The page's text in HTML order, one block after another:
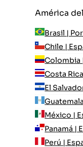
América
Brasil |
Chile |
Colombia
Costa
El
México |
Panamá |
Perú |